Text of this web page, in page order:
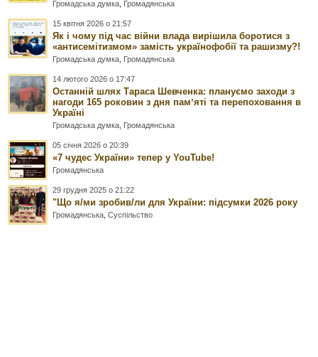
Громадська думка Громадянська
15 квітня 2026 о 21:57
Як і чому під час війни влада вирішила боротися з
«антисемітизмом» замість українофобії та рашизму?!
Громадська думка Громадянська
14 лютого 2026 о 17:47
Останній шлях Тараса Шевченка: плануємо заходи з
нагоди 165 роковин з дня памʼяті та перепоховання в
Україні
Громадська думка Громадянська
05 січня 2026 о 20:39
«7 чудес України» тепер у YouTube!
Громадянська
29 грудня 2025 о 21:22
"Що я/ми зробив/ли для України: підсумки 2026 року
Громадянська ,Суспільство